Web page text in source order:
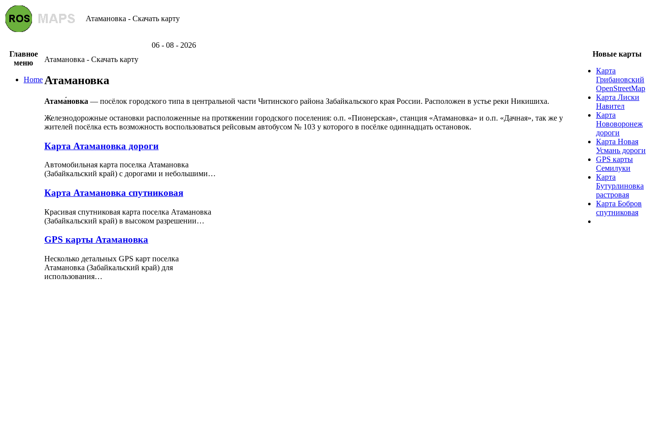
Атамановка - Скачать карту
06 - 08 - 2026
Главное
меню
Home
Атамановка - Скачать карту
Атамановка
Атама́новка — посёлок городского типа в центральной части Читинского района Забайкальского края России. Расположен в устье реки Никишиха.
Железнодорожные остановки расположенные на протяжении городского поселения: о.п. «Пионерская», станция «Атамановка» и о.п. «Дачная», так же у
жителей посёлка есть возможность воспользоваться рейсовым автобусом № 103 у которого в посёлке одиннадцать остановок.
Карта Атамановка дороги
Автомобильная карта поселка Атамановка
(Забайкальский край) с дорогами и небольшими…
Карта Атамановка спутниковая
Красивая спутниковая карта поселка Атамановка
(Забайкальский край) в высоком разрешении…
GPS карты Атамановка
Несколько детальных GPS карт поселка
Атамановка (Забайкальский край) для
использования…
Новые карты
Карта
Грибановский
OpenStreetMap
Карта Лиски
Навител
Карта
Нововоронеж
дороги
Карта Новая
Усмань дороги
GPS карты
Семилуки
Карта
Бутурлиновка
растровая
Карта Бобров
спутниковая